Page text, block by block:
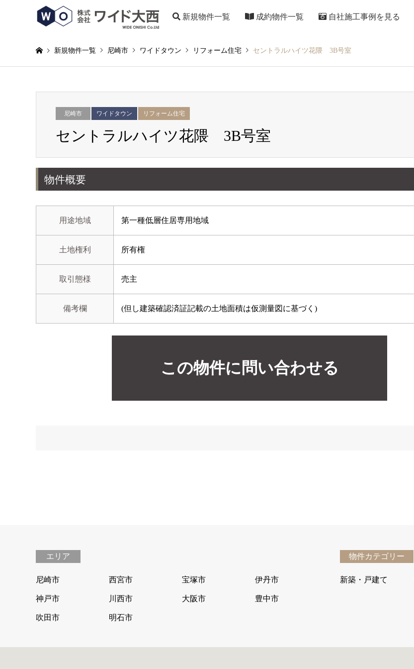
新規物件一覧 成約物件一覧 自社施工事例を見る
新規物件一覧 尼崎市 ワイドタウン リフォーム住宅 セントラルハイツ花隈 3B号室
尼崎市 ワイドタウン リフォーム住宅
セントラルハイツ花隈 3B号室
物件概要
用途地域 第一種低層住居専用地域
土地権利 所有権
取引態様 売主
備考欄 (但し建築確認済証記載の土地面積は仮測量図に基づく)
この物件に問い合わせる
エリア
尼崎市 西宮市 宝塚市 伊丹市
神戸市 川西市 大阪市 豊中市
吹田市 明石市
物件カテゴリー
新築・戸建て